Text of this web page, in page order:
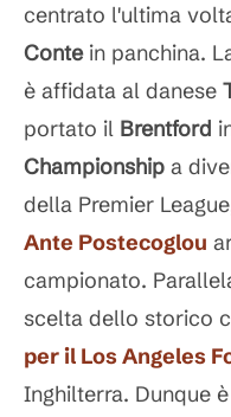
centrato l'ultima
Contein panchina.
è affidata al danese
portato il Brentford
Championship a
della Premier
Ante Postecoglou
campionato.
scelta dello storico
per il Los Angeles
Inghilterra. Dunque